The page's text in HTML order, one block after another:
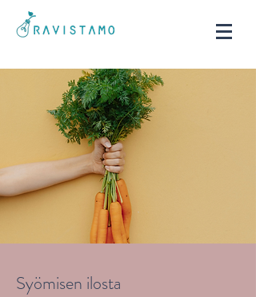
Syömisen ilosta